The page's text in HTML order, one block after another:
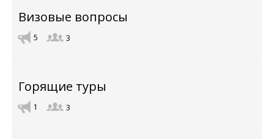
Визовые вопросы
5 3
Горящие туры
1 3